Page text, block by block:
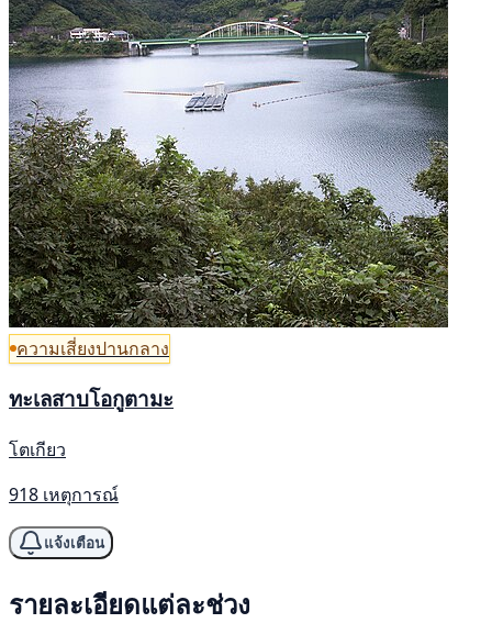
ความเสี่ยงปานกลาง
ทะเลสาบโอกูตามะ
โตเกียว
918 เหตุการณ์
แจ้งเตือน
รายละเอียดแต่ละช่วง